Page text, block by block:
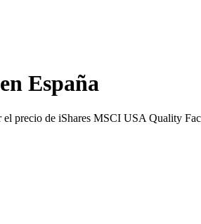
España
el precio de iShares MSCI USA Quality